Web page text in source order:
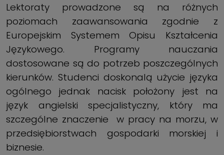
Lektoraty prowadzone są na różnych
poziomach zaawansowania zgodnie z
Europejskim Systemem Opisu Kształcenia
Językowego. Programy nauczania
dostosowane są do potrzeb poszczególnych
kierunków. Studenci doskonalą użycie języka
ogólnego jednak nacisk położony jest na
język angielski specjalistyczny, który ma
szczególne znaczenie w pracy na morzu, w
przedsiębiorstwach gospodarki morskiej i
biznesie.